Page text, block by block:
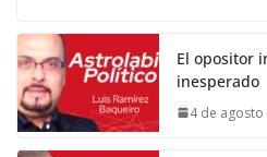
El opositor
inesperado
4 de